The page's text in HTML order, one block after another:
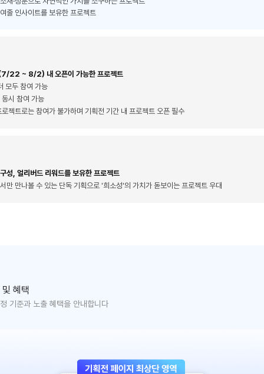
줄 인사이트를 보유한 프로젝트
22 ~ 8/2) 내 오픈이 가능한 프로젝트
모두 참여 가능
시 참여 가능
젝트로는 참여가 불가하며 기획전 기간 내 프로젝트 오픈 필수
성, 얼리버드 리워드를 보유한 프로젝트
만 만나볼 수 있는 단독 기획으로 '희소성'의 가치가 돋보이는 프로젝트 우대
혜택
기준과 노출 혜택을 안내합니다